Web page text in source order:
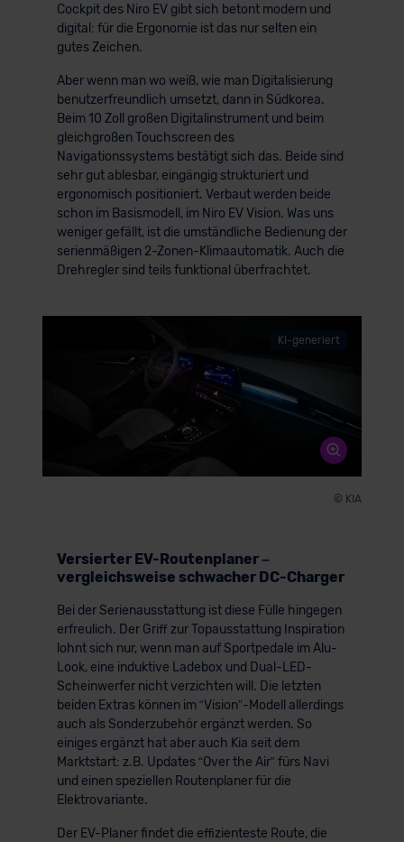
Cockpit des Niro EV gibt sich betont modern und
digital: für die Ergonomie ist das nur selten ein
gutes Zeichen.
Aber wenn man wo weiß, wie man Digitalisierung
benutzerfreundlich umsetzt, dann in Südkorea.
Beim 10 Zoll großen Digitalinstrument und beim
gleichgroßen Touchscreen des
Navigationssystems bestätigt sich das. Beide sind
sehr gut ablesbar, eingängig strukturiert und
ergonomisch positioniert. Verbaut werden beide
schon im Basismodell, im Niro EV Vision. Was uns
weniger gefällt, ist die umständliche Bedienung der
serienmäßigen 2-Zonen-Klimaautomatik. Auch die
Drehregler sind teils funktional überfrachtet.
KI-generiert
© KIA
Versierter EV-Routenplaner –
vergleichsweise schwacher DC-Charger
Bei der Serienausstattung ist diese Fülle hingegen
erfreulich. Der Griff zur Topausstattung Inspiration
lohnt sich nur, wenn man auf Sportpedale im Alu-
Look, eine induktive Ladebox und Dual-LED-
Scheinwerfer nicht verzichten will. Die letzten
beiden Extras können im “Vision”-Modell allerdings
auch als Sonderzubehör ergänzt werden. So
einiges ergänzt hat aber auch Kia seit dem
Marktstart: z.B. Updates “Over the Air” fürs Navi
und einen speziellen Routenplaner für die
Elektrovariante.
Der EV-Planer findet die effizienteste Route, die